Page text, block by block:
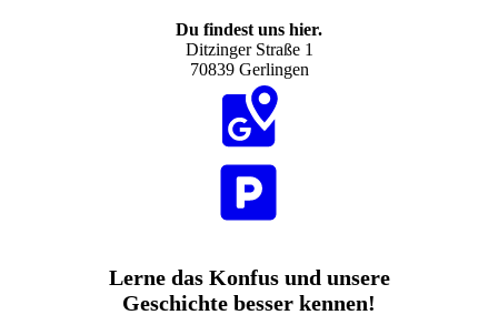
Du findest uns hier.
Ditzinger Straße 1
70839 Gerlingen
Lerne das Konfus und unsere
Geschichte besser kennen!